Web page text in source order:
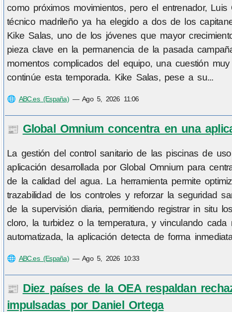
como próximos movimientos, pero el entrenador,
técnico madrileño ya ha elegido a dos de los
Kike Salas, uno de los jóvenes que mayor
pieza clave en la permanencia de la pasada
momentos complicados del equipo, una cuestión
continúe esta temporada. Kike Salas, pese a su...
🌐 ABC.es (España)—Ago 5, 2026 11:06
📰 Global Omnium concentra en una
La gestión del control sanitario de las piscinas de
aplicación desarrollada por Global Omnium para
de la calidad del agua. La herramienta permite
trazabilidad de los controles y reforzar la seguridad
de la supervisión diaria, permitiendo registrar in situ
cloro, la turbidez o la temperatura, y vinculando
automatizada, la aplicación detecta de forma
🌐 ABC.es (España)—Ago 5, 2026 10:33
📰 Diez países de la OEA respaldan
impulsadas por Daniel Ortega